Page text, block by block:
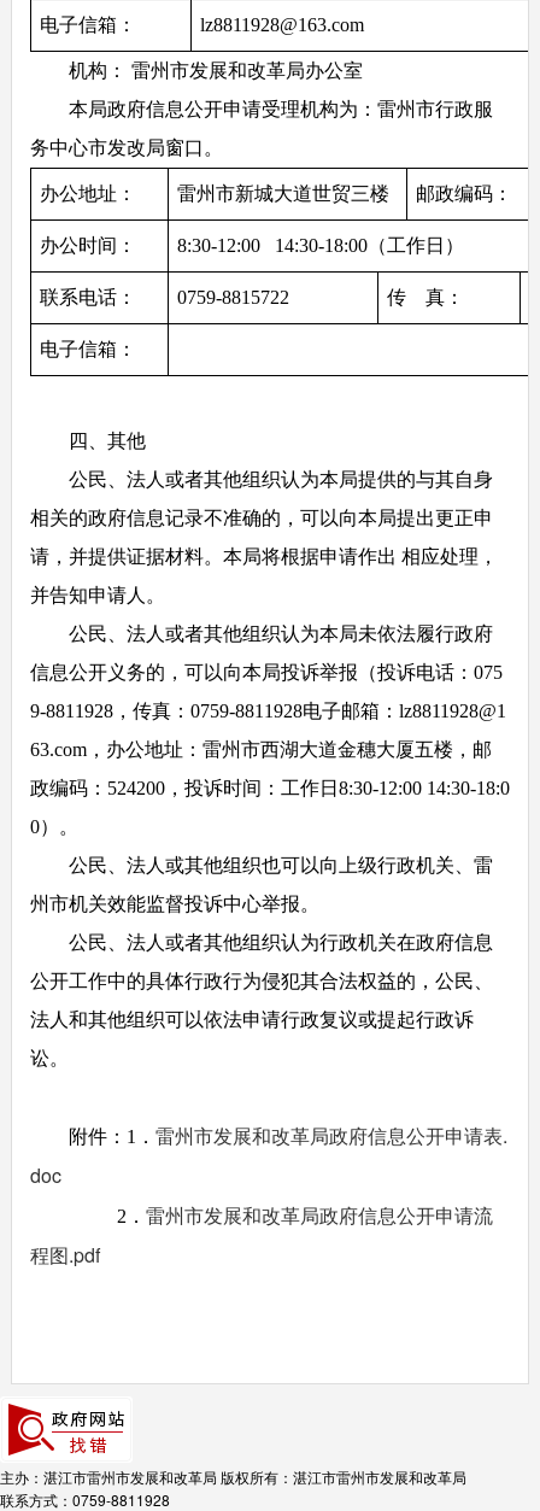
电子信箱： lz8811928@163.com
机构： 雷州市发展和改革局办公室
本局政府信息公开申请受理机构为：雷州市行政服
务中心市发改局窗口。
办公地址： 雷州市新城大道世贸三楼 邮政编码：
办公时间： 8:30-12:00   14:30-18:00（工作日）
联系电话： 0759-8815722 传    真：
电子信箱：
四、其他
公民、法人或者其他组织认为本局提供的与其自身
相关的政府信息记录不准确的，可以向本局提出更正申
请，并提供证据材料。本局将根据申请作出 相应处理，
并告知申请人。
公民、法人或者其他组织认为本局未依法履行政府
信息公开义务的，可以向本局投诉举报（投诉电话：075
9-8811928，传真：0759-8811928电子邮箱：lz8811928@1
63.com，办公地址：雷州市西湖大道金穗大厦五楼，邮
政编码：524200，投诉时间：工作日8:30-12:00 14:30-18:0
0）。
公民、法人或其他组织也可以向上级行政机关、雷
州市机关效能监督投诉中心举报。
公民、法人或者其他组织认为行政机关在政府信息
公开工作中的具体行政行为侵犯其合法权益的，公民、
法人和其他组织可以依法申请行政复议或提起行政诉
讼。
附件：1． 雷州市发展和改革局政府信息公开申请表.
doc
2． 雷州市发展和改革局政府信息公开申请流
程图.pdf
主办：湛江市雷州市发展和改革局 版权所有：湛江市雷州市发展和改革局
联系方式：0759-8811928